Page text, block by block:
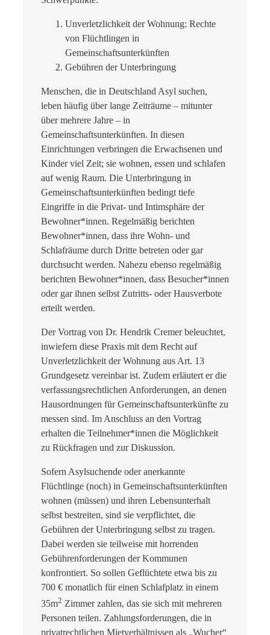
Unverletzlichkeit der Wohnung: Rechte
von Flüchtlingen in
Gemeinschaftsunterkünften
Gebühren der Unterbringung
Menschen, die in Deutschland Asyl suchen,
leben häufig über lange Zeiträume – mitunter
über mehrere Jahre – in
Gemeinschaftsunterkünften. In diesen
Einrichtungen verbringen die Erwachsenen und
Kinder viel Zeit; sie wohnen, essen und schlafen
auf wenig Raum. Die Unterbringung in
Gemeinschaftsunterkünften bedingt tiefe
Eingriffe in die Privat- und Intimsphäre der
Bewohner*innen. Regelmäßig berichten
Bewohner*innen, dass ihre Wohn- und
Schlafräume durch Dritte betreten oder gar
durchsucht werden. Nahezu ebenso regelmäßig
berichten Bewohner*innen, dass Besucher*innen
oder gar ihnen selbst Zutritts- oder Hausverbote
erteilt werden.
Der Vortrag von Dr. Hendrik Cremer beleuchtet,
inwiefern diese Praxis mit dem Recht auf
Unverletzlichkeit der Wohnung aus Art. 13
Grundgesetz vereinbar ist. Zudem erläutert er die
verfassungsrechtlichen Anforderungen, an denen
Hausordnungen für Gemeinschaftsunterkünfte zu
messen sind. Im Anschluss an den Vortrag
erhalten die Teilnehmer*innen die Möglichkeit
zu Rückfragen und zur Diskussion.
Sofern Asylsuchende oder anerkannte
Flüchtlinge (noch) in Gemeinschaftsunterkünften
wohnen (müssen) und ihren Lebensunterhalt
selbst bestreiten, sind sie verpflichtet, die
Gebühren der Unterbringung selbst zu tragen.
Dabei werden sie teilweise mit horrenden
Gebührenforderungen der Kommunen
konfrontiert. So sollen Geflüchtete etwa bis zu
700 € monatlich für einen Schlafplatz in einem
35m2 Zimmer zahlen, das sie sich mit mehreren
Personen teilen. Zahlungsforderungen, die in
privatrechtlichen Mietverhältnissen als „Wucher“